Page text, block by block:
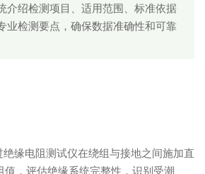
介绍检测项目、适用范围、标准依据
业检测要点，确保数据准确性和可靠
绝缘电阻测试仪在绕组与接地之间施加直
，评估绝缘系统完整性，识别受潮、